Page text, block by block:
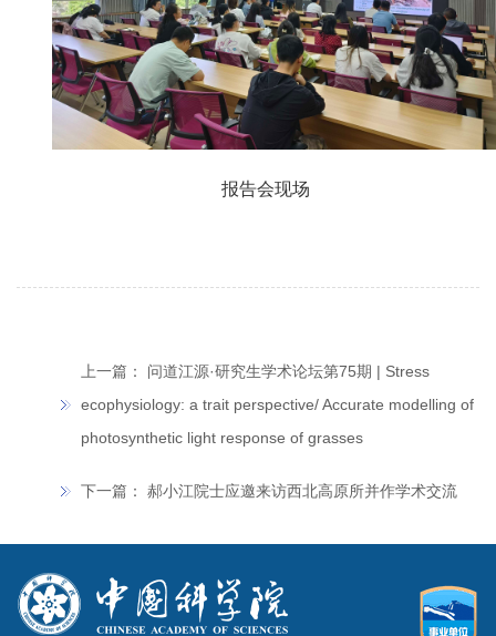
报告会现场
上一篇： 问道江源·研究生学术论坛第75期 | Stress
ecophysiology: a trait perspective/ Accurate modelling of
photosynthetic light response of grasses
下一篇： 郝小江院士应邀来访西北高原所并作学术交流